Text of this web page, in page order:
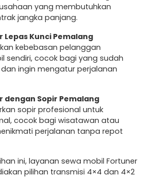
yang membutuhkan
jangka panjang.
Lepas Kunci Pemalang
kebebasan pelanggan
sendiri, cocok bagi yang sudah
ingin mengatur perjalanan
dengan Sopir Pemalang
sopir profesional untuk
cocok bagi wisatawan atau
perjalanan tanpa repot
ini, layanan sewa mobil Fortuner
pilihan transmisi 4×4 dan 4×2